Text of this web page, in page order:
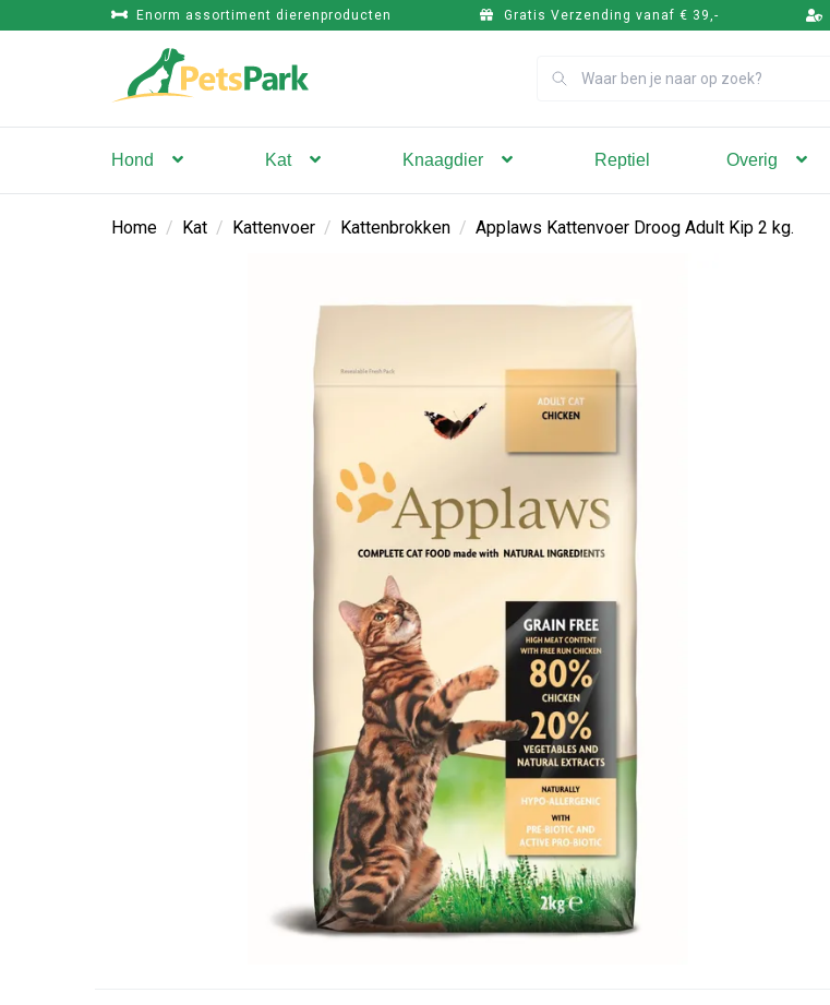
Enorm assortiment dierenproducten Gratis Verzending vanaf € 39,-
Hond Kat Knaagdier Reptiel Overig
Home / Kat / Kattenvoer / Kattenbrokken / Applaws Kattenvoer Droog Adult Kip 2 kg.